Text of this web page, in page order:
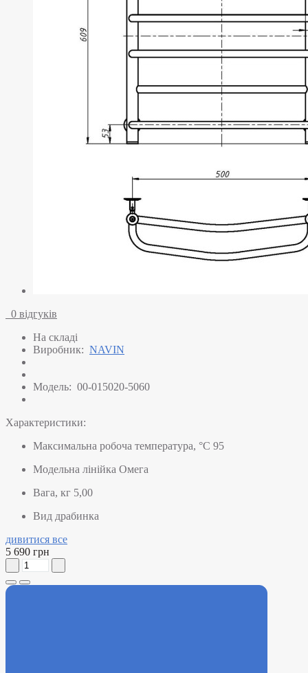
0 відгуків
На складі
Виробник: NAVIN
Модель: 00-015020-5060
Характеристики:
Максимальна робоча температура, °C 95
Модельна лінійка Омега
Вага, кг 5,00
Вид драбинка
дивитися все
5 690 грн